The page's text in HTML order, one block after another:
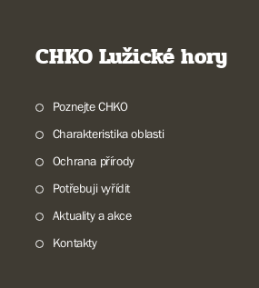
CHKO Lužické hory
Poznejte CHKO
Charakteristika oblasti
Ochrana přírody
Potřebuji vyřídit
Aktuality a akce
Kontakty